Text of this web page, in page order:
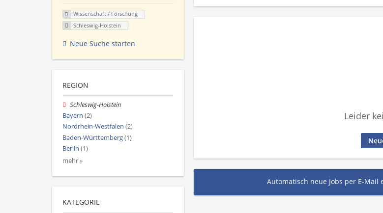
Leider
Automatisch neue Jobs per E-Mail
Wissenschaft / Forschung
Schleswig-Holstein
Neue Suche starten
REGION
Schleswig-Holstein
Bayern (2)
Nordrhein-Westfalen (2)
Baden-Württemberg(1)
Berlin (1)
mehr »
KATEGORIE